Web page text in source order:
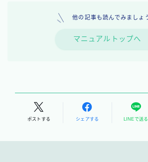
他の記事も読んでみましょ
マニュアルトップへ
ポストする シェアする LINEで送る